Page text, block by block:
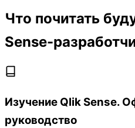
Что почитать
Sense-
Изучение Qlik Sense.
руководство